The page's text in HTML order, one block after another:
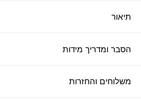
תיאור
הסבר ומדריך מידות
משלוחים והחזרות